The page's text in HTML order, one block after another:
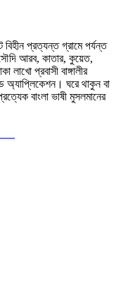
বিহীন প্রত্যন্ত গ্রামে পর্যন্ত
আরব, কাতার, কুয়েত,
লাখো প্রবাসী বাঙ্গালীর
অ্যাপ্লিকেশন। ঘরে থাকুন বা
বাংলা ভাষী মুসলমানের